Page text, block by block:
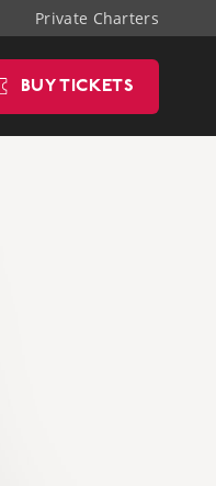
BUYTICKETS
Private Charters